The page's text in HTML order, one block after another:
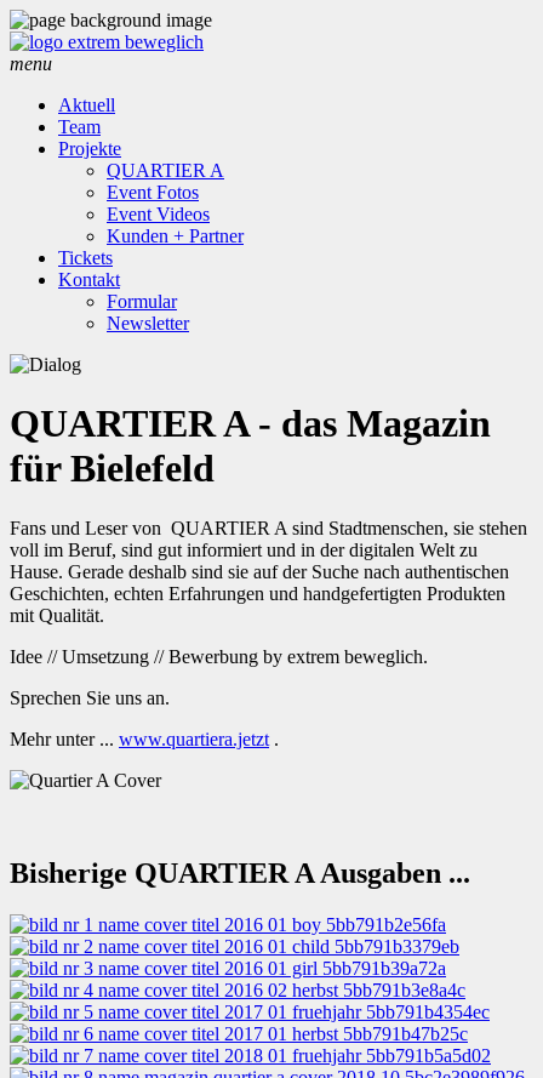
menu
Aktuell
Team
Projekte
QUARTIER A
Event Fotos
Event Videos
Kunden + Partner
Tickets
Kontakt
Formular
Newsletter
QUARTIER A - das Magazin
für Bielefeld
Fans und Leser von QUARTIER A sind Stadtmenschen, sie stehen
voll im Beruf, sind gut informiert und in der digitalen Welt zu
Hause. Gerade deshalb sind sie auf der Suche nach authentischen
Geschichten, echten Erfahrungen und handgefertigten Produkten
mit Qualität.
Idee // Umsetzung // Bewerbung by extrem beweglich.
Sprechen Sie uns an.
Mehr unter ... www.quartiera.jetzt .
Bisherige QUARTIER A Ausgaben ...